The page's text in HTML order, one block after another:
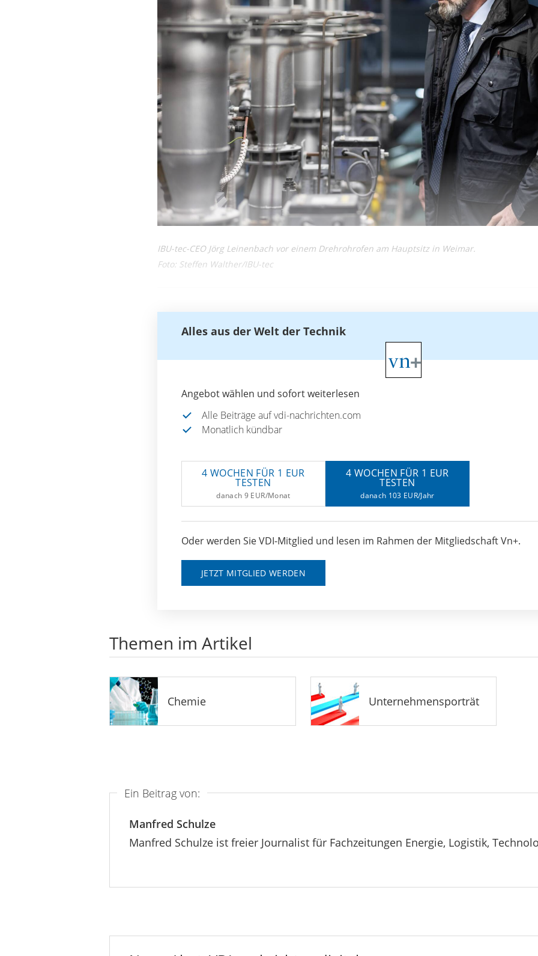
IBU-tec-CEO Jörg Leinenbach vor einem Drehrohrofen am Hauptsitz in Weimar.
Foto: Steffen Walther/IBU-tec
Alles aus der Welt der Technik
Angebot wählen und sofort weiterlesen
Alle Beiträge auf vdi-nachrichten.com
Monatlich kündbar
4 WOCHEN FÜR 1 EUR
TESTEN
danach 9 EUR/Monat
4 WOCHEN FÜR 1 EUR
TESTEN
danach 103 EUR/Jahr
Oder werden Sie VDI-Mitglied und lesen im Rahmen der Mitgliedschaft Vn+.
JETZT MITGLIED WERDEN
Themen im Artikel
Chemie Unternehmensporträt
Ein Beitrag von:
Manfred Schulze
Manfred Schulze ist freier Journalist für Fachzeitungen Energie, Logistik,